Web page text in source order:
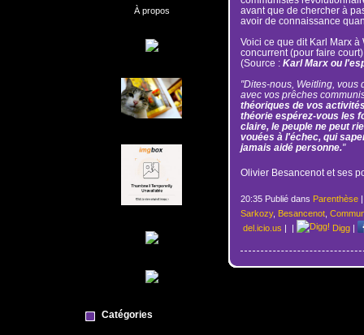
À propos
Catégories
avant que de chercher à
avoir de connaissance
Voici ce que dit Karl Marx
concurrent (pour faire
(Source : Karl Marx ou
"Dites-nous, Weitling, vous
avec vos prêches
théoriques de vos
théorie espérez-vous les
claire, le peuple ne peut
vouées à l'échec, qui
jamais aidé personne."
Olivier Besancenot et ses
20:35 Publié dans Parenthèse
Sarkozy, Besancenot,
del.icio.us | | Digg|